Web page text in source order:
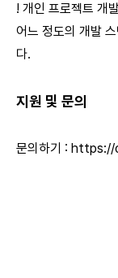
! 개인 프로젝트 개
어느 정도의 개발
다.
지원 및 문의
문의하기 :